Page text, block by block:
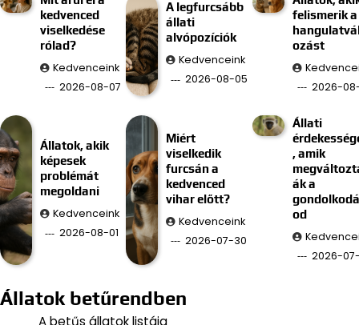
kedvenced
viselkedése
rólad?
Kedvenceink
2026-08-07
A legfurcsább
állati
alvópozíciók
Kedvenceink
2026-08-05
felismerik a
ozást
2026-
Állatok, akik
képesek
problémát
megoldani
Kedvenceink
2026-08-01
Miért
viselkedik
furcsán a
kedvenced
vihar előtt?
Kedvenceink
2026-07-30
Állati
, amik
ák a
od
2026-
Állatok betűrendben
A betűs állatok listája